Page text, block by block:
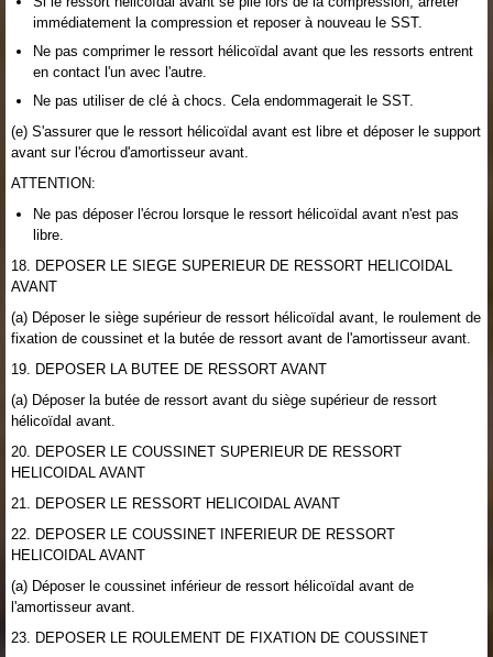
immédiatement la compression et reposer à nouveau le SST.
Ne pas comprimer le ressort hélicoïdal avant que les ressorts entrent
en contact l'un avec l'autre.
Ne pas utiliser de clé à chocs. Cela endommagerait le SST.
(e) S'assurer que le ressort hélicoïdal avant est libre et déposer le support
avant sur l'écrou d'amortisseur avant.
ATTENTION:
Ne pas déposer l'écrou lorsque le ressort hélicoïdal avant n'est pas
libre.
18. DEPOSER LE SIEGE SUPERIEUR DE RESSORT HELICOIDAL
AVANT
(a) Déposer le siège supérieur de ressort hélicoïdal avant, le roulement de
fixation de coussinet et la butée de ressort avant de l'amortisseur avant.
19. DEPOSER LA BUTEE DE RESSORT AVANT
(a) Déposer la butée de ressort avant du siège supérieur de ressort
hélicoïdal avant.
20. DEPOSER LE COUSSINET SUPERIEUR DE RESSORT
HELICOIDAL AVANT
21. DEPOSER LE RESSORT HELICOIDAL AVANT
22. DEPOSER LE COUSSINET INFERIEUR DE RESSORT
HELICOIDAL AVANT
(a) Déposer le coussinet inférieur de ressort hélicoïdal avant de
l'amortisseur avant.
23. DEPOSER LE ROULEMENT DE FIXATION DE COUSSINET